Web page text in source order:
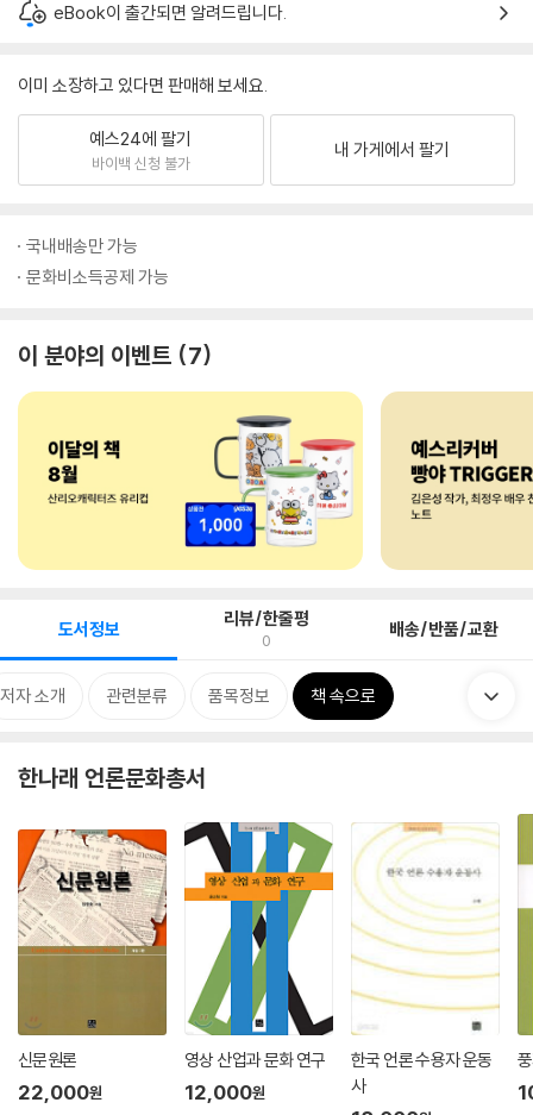
eBook이 출간되면 알려드립니다.
이미 소장하고 있다면 판매해 보세요.
예스24에 팔기
바이백 신청 불가
내 가게에서 팔기
국내배송만 가능
문화비소득공제 가능
이 분야의 이벤트 7
도서정보 리뷰/한줄평
0 배송/반품/교환
저자 소개 관련분류 품목정보 책 속으로
한나래 언론문화총서
신문원론
22,000원
영상 산업과 문화 연구
12,000원
한국 언론 수용자 운동
사